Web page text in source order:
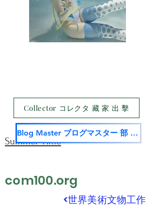
Summer Time
com100.org
<世界美術文物工作
Collector コレクタ 藏 家 出 擊
Blog Master ブログマスター 部 落 名 家